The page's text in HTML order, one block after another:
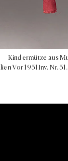
Kindermütze aus
Vor 1931 Inv. Nr.